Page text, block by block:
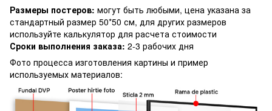
Размеры постеров: могут быть любыми, цена указана за
стандартный размер 50*50 см, для других размеров
используйте калькулятор для расчета стоимости
Сроки выполнения заказа: 2-3 рабочих дня
Фото процесса изготовления картины и пример
используемых материалов: